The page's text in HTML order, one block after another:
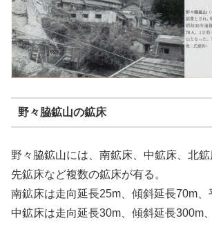
野々脇鉱山の鉱床
野々脇鉱山には、南鉱床、中鉱床、北
先鉱床など複数の鉱床が有る。
南鉱床は走向延長25m、傾斜延長70m、
中鉱床は走向延長30m、傾斜延長300m